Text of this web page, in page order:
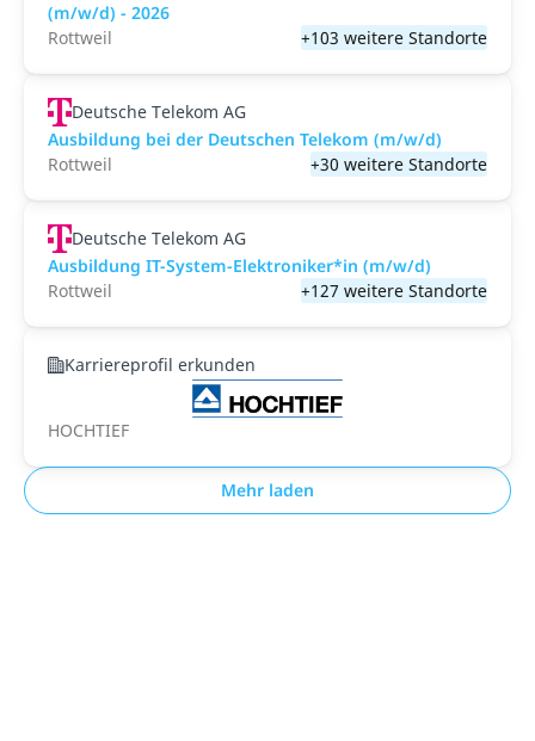
(m/w/d) - 2026
Rottweil
+103 weitere Standorte
Deutsche Telekom AG
Ausbildung bei der Deutschen Telekom (m/w/d)
Rottweil
+30 weitere Standorte
Deutsche Telekom AG
Ausbildung IT-System-Elektroniker*in (m/w/d)
Rottweil
+127 weitere Standorte
Karriereprofil erkunden
HOCHTIEF
Mehr laden